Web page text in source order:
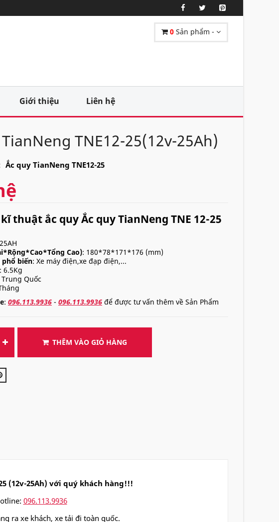
0 Sản phẩm -
Giới thiệu Liên hệ
TNE12-25(12v-25Ah)
Ắc quy TianNeng TNE12-25
thuật ắc quy Ắc quy TianNeng TNE 12-25
Cao): 180*78*171*176 (mm)
phổ biến: Xe máy điện,xe đạp điện,...
: 6.5Kg
Trung Quốc
: 096.113.9936 - 096.113.9936 để được tư vấn thêm về Sản Phẩm
THÊM VÀO GIỎ HÀNG
(12v-25Ah) với quý khách hàng!!!
096.113.9936
ra xe khách, xe tải đi toàn quốc.